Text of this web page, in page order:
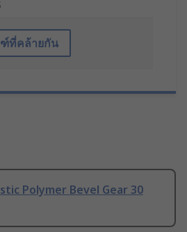
ที่คล้ายกัน
Polymer Bevel Gear 30